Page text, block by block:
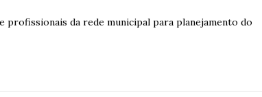
profissionais da rede municipal para planejamento do